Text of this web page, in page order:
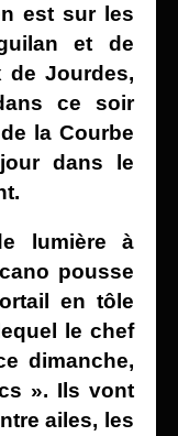
est sur les
et de
de Jourdes,
ce soir
la Courbe
dans le
lumière à
pousse
en tôle
le chef
dimanche,
». Ils vont
ailes, les